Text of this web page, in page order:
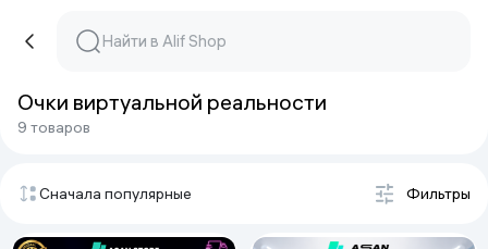
Очки виртуальной реальности
9 товаров
Сначала популярные Фильтры